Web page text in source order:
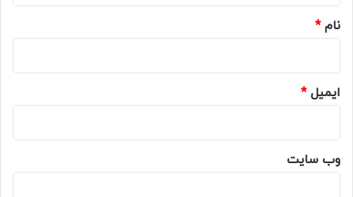
نام*
ایمیل*
وب‌ سایت